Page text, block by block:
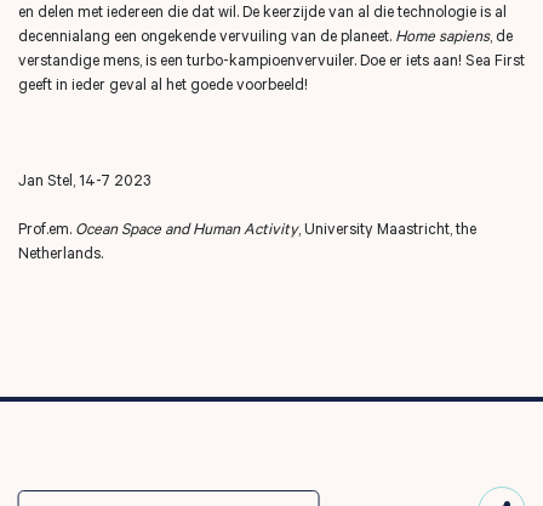
en delen met iedereen die dat wil. De keerzijde van al die technologie is al
decennialang een ongekende vervuiling van de planeet. Home sapiens, de
verstandige mens, is een turbo-kampioenvervuiler. Doe er iets aan! Sea First
geeft in ieder geval al het goede voorbeeld!
Jan Stel, 14-7 2023
Prof.em. Ocean Space and Human Activity, University Maastricht, the
Netherlands.